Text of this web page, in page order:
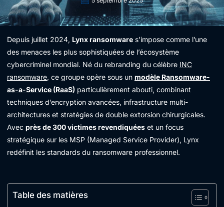
Depuis juillet 2024, Lynx ransomware s’impose comme l’une
des menaces les plus sophistiquées de l’écosystème
cybercriminel mondial. Né du rebranding du célèbre INC
ransomware, ce groupe opère sous un modèle Ransomware-
as-a-Service (RaaS) particulièrement abouti, combinant
techniques d’encryption avancées, infrastructure multi-
architectures et stratégies de double extorsion chirurgicales.
Avec près de 300 victimes revendiquées et un focus
stratégique sur les MSP (Managed Service Provider), Lynx
redéfinit les standards du ransomware professionnel.
Table des matières